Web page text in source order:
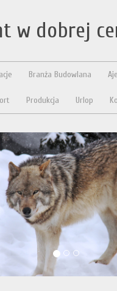
w dobrej
Branża Budowlana
Produkcja Urlop